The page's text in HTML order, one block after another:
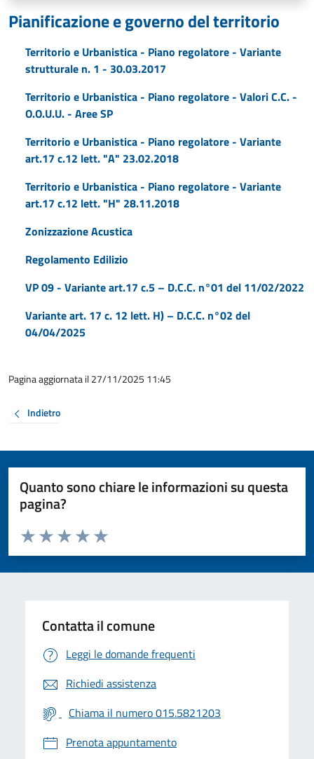
Pianificazione e governo del territorio
Territorio e Urbanistica - Piano regolatore - Variante
strutturale n. 1 - 30.03.2017
Territorio e Urbanistica - Piano regolatore - Valori C.C. -
O.O.U.U. - Aree SP
Territorio e Urbanistica - Piano regolatore - Variante
art.17 c.12 lett. "A" 23.02.2018
Territorio e Urbanistica - Piano regolatore - Variante
art.17 c.12 lett. "H" 28.11.2018
Zonizzazione Acustica
Regolamento Edilizio
VP 09 - Variante art.17 c.5 – D.C.C. n°01 del 11/02/2022
Variante art. 17 c. 12 lett. H) – D.C.C. n°02 del
04/04/2025
Pagina aggiornata il 27/11/2025 11:45
Indietro
Quanto sono chiare le informazioni su questa
pagina?
Valuta da 1 a 5 stelle la pagina
Valuta 5 stelle su 5
Valuta 4 stelle su 5
Valuta 3 stelle su 5
Valuta 2 stelle su 5
Valuta 1 stelle su 5
Contatta il comune
Leggi le domande frequenti
Richiedi assistenza
Chiama il numero 015.5821203
Prenota appuntamento